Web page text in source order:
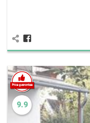
9.9